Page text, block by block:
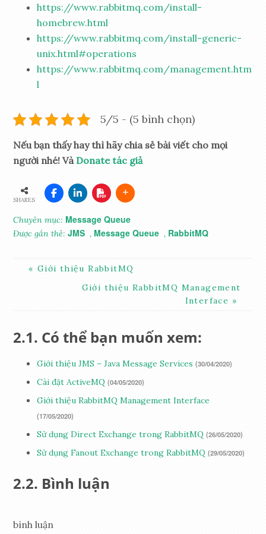
https://www.rabbitmq.com/install-
homebrew.html
https://www.rabbitmq.com/install-generic-
unix.html#operations
https://www.rabbitmq.com/management.htm
l
5/5 - (5 bình chọn)
Nếu bạn thấy hay thì hãy chia sẻ bài viết cho mọi
người nhé! Và Donate tác giả
SHARES
Chuyên mục: Message Queue
Được gắn thẻ:JMS , Message Queue , RabbitMQ
Giới thiệu RabbitMQ
Giới thiệu RabbitMQ Management
Interface
Có thể bạn muốn xem:
Giới thiệu JMS – Java Message Services (30/04/2020)
Cài đặt ActiveMQ (04/05/2020)
Giới thiệu RabbitMQ Management Interface
(17/05/2020)
Sử dụng Direct Exchange trong RabbitMQ (26/05/2020)
Sử dụng Fanout Exchange trong RabbitMQ (29/05/2020)
Bình luận
bình luận